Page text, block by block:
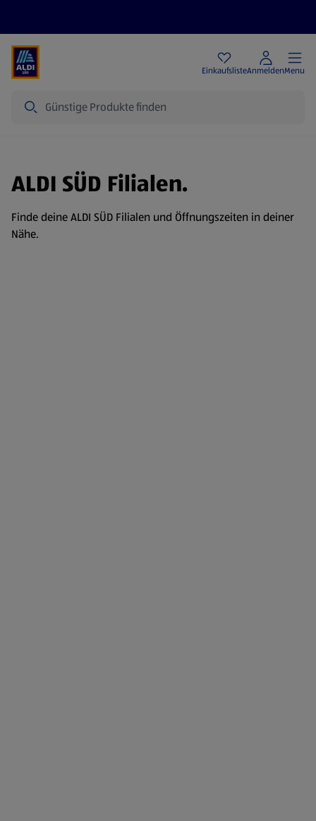
EinkaufslisteAnmeldenMenu
ALDI SÜD Filialen.
Finde deine ALDI SÜD Filialen und Öffnungszeiten in deiner
Nähe.